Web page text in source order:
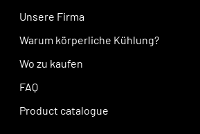
Unsere Firma
Warum körperliche Kühlung?
Wo zu kaufen
FAQ
Product catalogue